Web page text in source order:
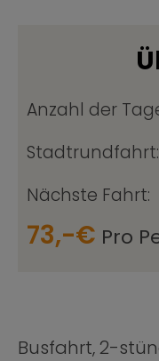
Anzahl der
Stadtrundfahrt:
Nächste Fahrt:
73,-€ Pro
Busfahrt, 2-